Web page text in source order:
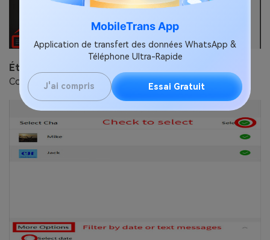
MobileTrans App
Application de transfert des données WhatsApp &
Téléphone Ultra-Rapide
J'ai compris Essai Gratuit
Étape 2:
Confirmez les actions et vous allez terminer.